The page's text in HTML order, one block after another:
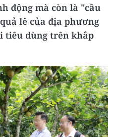
động mà còn là "cầu
lê của địa phương
tiêu dùng trên khắp